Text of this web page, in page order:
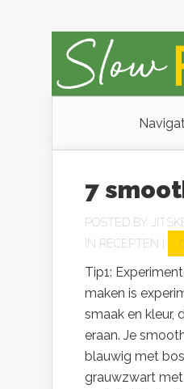
7
POSTED BY
IN RECEPTEN
Tip1:
maken is
smaak en kleur,
eraan. Je
blauwig met
grauwzwart